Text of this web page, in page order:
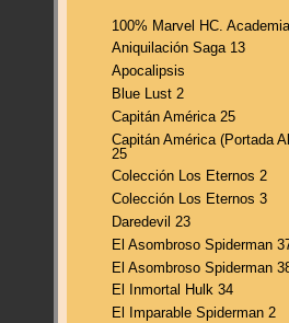
100% Marvel HC.
Aniquilación Saga 13
Apocalipsis
Blue Lust 2
Capitán América 25
Capitán América (Portada
25
Colección Los Eternos 2
Colección Los Eternos 3
Daredevil 23
El Asombroso Spiderman
El Asombroso Spiderman
El Inmortal Hulk 34
El Imparable Spiderman 2